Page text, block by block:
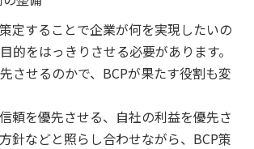
定することで企業が何を実現したいの
的をはっきりさせる必要があります。
させるのかで、BCPが果たす役割も変
頼を優先させる、自社の利益を優先さ
針などと照らし合わせながら、BCP策